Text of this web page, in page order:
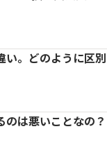
い。どのように区別
は悪いことなの？